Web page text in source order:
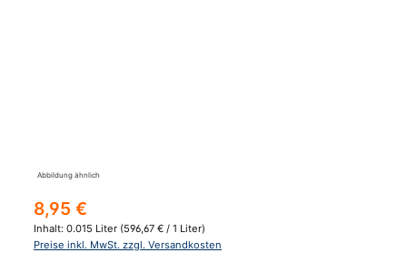
Abbildung ähnlich
Regulärer Preis:
8,95 €
Inhalt: 0.015 Liter (596,67 € / 1 Liter)
Preise inkl. MwSt. zzgl. Versandkosten